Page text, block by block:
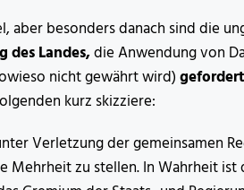
aber besonders danach sind die
des Landes,die Anwendung von
nicht gewährt wird)
kurz skizziere:
Verletzung der gemeinsamen
zu stellen. In Wahrheit ist